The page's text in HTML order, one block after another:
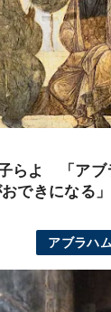
らよ 「アブ
できになる
アブラハム